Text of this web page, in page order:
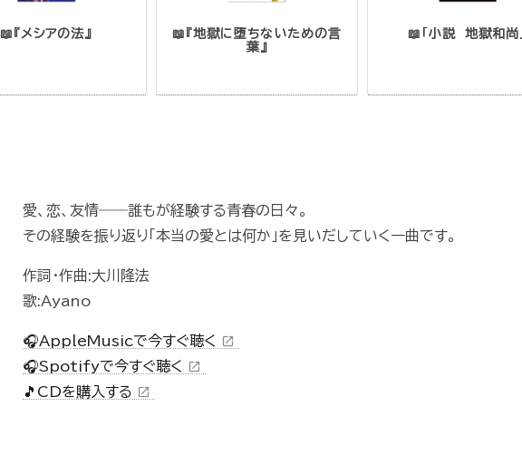
📖『メシアの法』
📖『地獄に堕ちないための言
葉』
📖「小説 地獄和尚」
愛、恋、友情――誰もが経験する青春の日々。
その経験を振り返り「本当の愛とは何か」を見いだしていく一曲です。
作詞・作曲:大川隆法
歌:Ayano
🎧AppleMusicで今すぐ聴く open_in_new
🎧Spotifyで今すぐ聴く open_in_new
🎵CDを購入する open_in_new